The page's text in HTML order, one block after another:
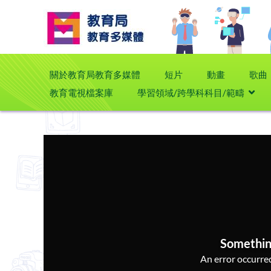
關於教育局教育多媒體 短片 動畫
歌曲
教育電視檔案庫
學習領域/跨學科科目/範疇
An error